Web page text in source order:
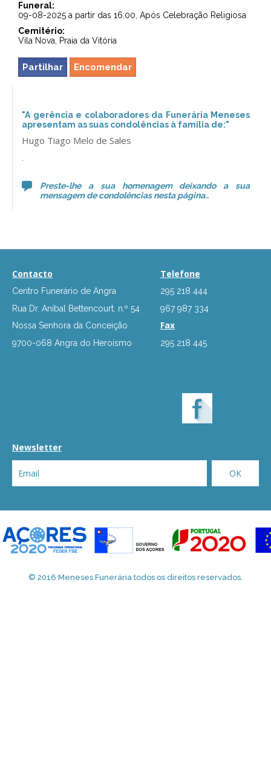
Funeral:
09-08-2025 a partir das 16:00, Após Celebração Religiosa
Cemitério:
Vila Nova, Praia da Vitória
Partilhar Encomendar
"A gerência e colaboradores da Funerária Meneses
apresentam as suas condolências à família de:"
Hugo Tiago Melo de Sales
Preste-lhe a sua homenagem deixando a sua
mensagem de condolências nesta página..
Contacto
Centro Funerário de Angra
Rua Dr. Aníbal Bettencourt. n.º 54
Nossa Senhora da Conceição
9700-068 Angra do Heroísmo
Telefone
295 218 444
967 987 334
Fax
295 218 445
Newsletter
OK
© 2016 Meneses Funerária todos os direitos reservados.